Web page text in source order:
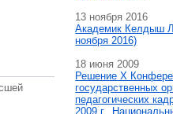
13 ноября 2016
Академик Келдыш
ноября 2016)
18 июня 2009
Решение X
государственных
педагогических
2009 г.,